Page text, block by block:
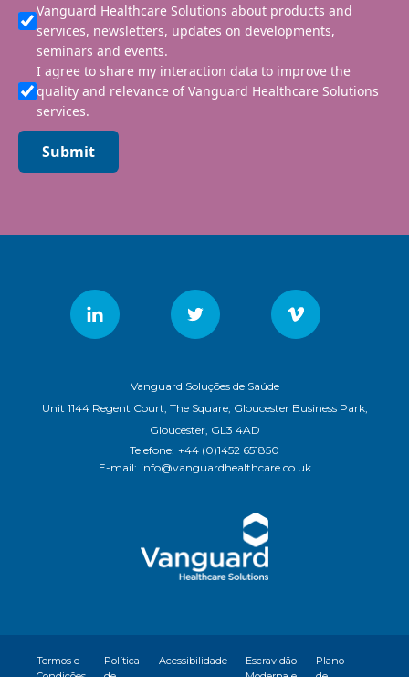
Vanguard Healthcare Solutions about products and
services, newsletters, updates on developments,
seminars and events.
I agree to share my interaction data to improve the
quality and relevance of Vanguard Healthcare Solutions
services.
Submit
Vanguard Soluções de Saúde
Unit 1144 Regent Court, The Square, Gloucester Business Park,
Gloucester, GL3 4AD
Telefone: +44 (0)1452 651850
E-mail: info@vanguardhealthcare.co.uk
Termos e
Política
Acessibilidade
Escravidão
Plano